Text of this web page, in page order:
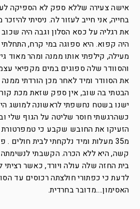
אישה צעירה שללא ספק לא הספיקה
בחייה, אני חייב לעזור לה. ניסיתי
את רגליה על כסא הסלון וגבה היה
היה קפוא. היא ספוגה במי קרח,
מעילה, קילפתי אותו ממנה ומהר מאוד
והסוודר שלה ספוגים במים מקפיאי
את הסוודר ומיד לאחר מכן הורדתי
הבטתי בה שוב, אין ספק שזאת מכת
ישנו בשטח נחשפתי לראשונה למושג
כשהרגשתי חוסר שליטה על הגוף שלי
הזעיקו את החובש שקבע כי טמפרטורת
מ35 מעלות ומיד נלקחתי לבית חולים
קשה, היא ללא הכרה. הקשבתי
בית החזה שלה עולה ויורד, כאשר רציתי
לדעת כי כפתורי חולצתה רכוסים עד
האסימון….מדובר בחרדית.